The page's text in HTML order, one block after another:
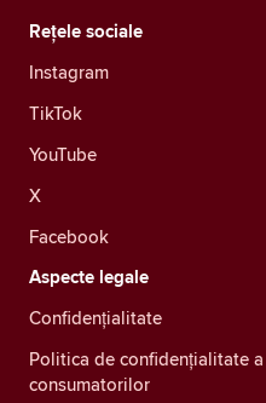
Rețele sociale
Instagram
TikTok
YouTube
X
Facebook
Aspecte legale
Confidenţialitate
Politica de confidențialitate
consumatorilor